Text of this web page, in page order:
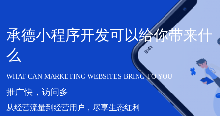
承德小程序开发可以给你带来什
么
WHAT CAN MARKETING WEBSITES BRING TO YOU
推广快，访问多
从经营流量到经营用户，尽享生态红利